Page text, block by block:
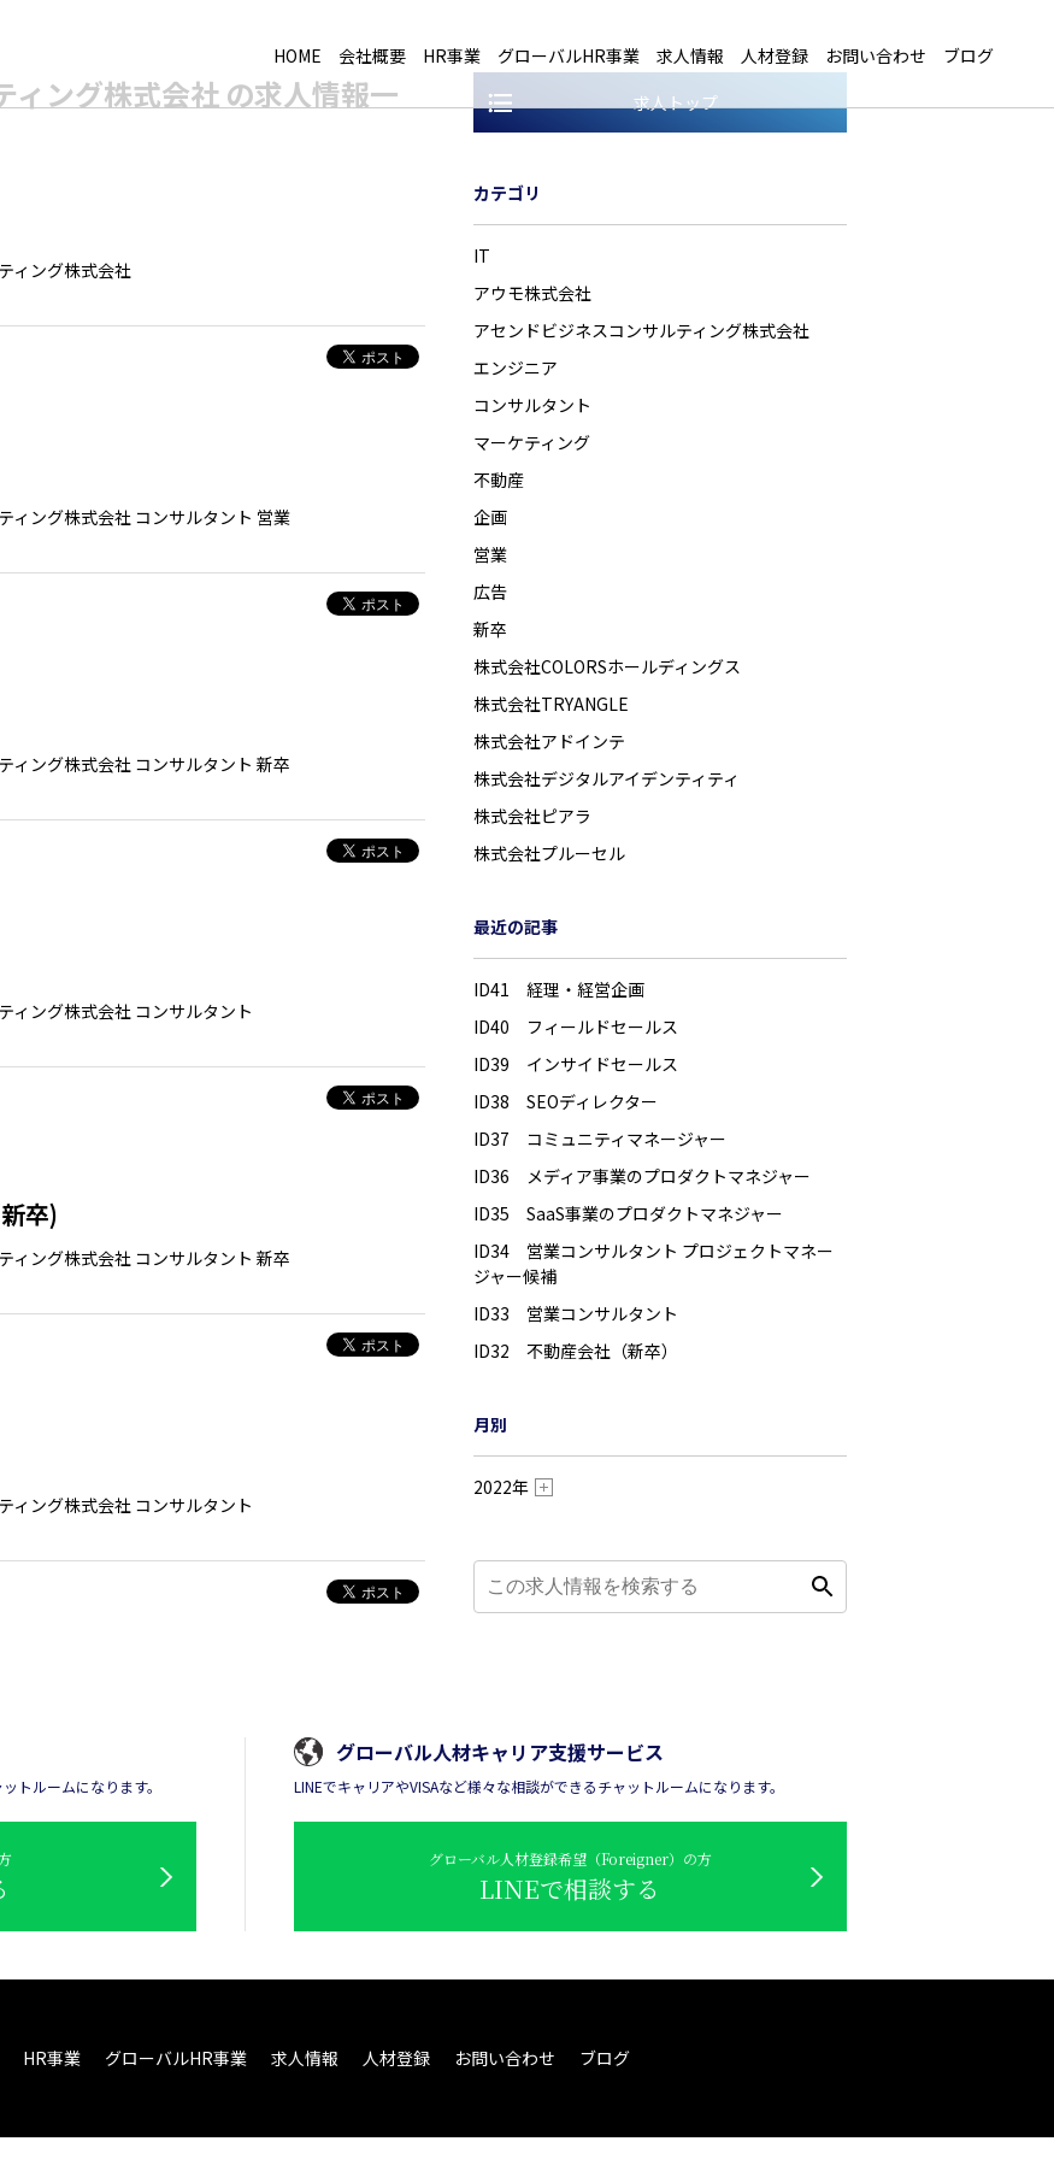
HOME 会社概要 HR事業 グローバルHR事業 求人情報 人材登録 お問い合わせ ブログ
ィング株式会社 の求人情報一
ィング株式会社
ィング株式会社 コンサルタント 営業
ィング株式会社 コンサルタント 新卒
ィング株式会社 コンサルタント
卒)
ィング株式会社 コンサルタント 新卒
ィング株式会社 コンサルタント
求人トップ
カテゴリ
IT
アウモ株式会社
アセンドビジネスコンサルティング株式会社
エンジニア
コンサルタント
マーケティング
不動産
企画
営業
広告
新卒
株式会社COLORSホールディングス
株式会社TRYANGLE
株式会社アドインテ
株式会社デジタルアイデンティティ
株式会社ピアラ
株式会社プルーセル
最近の記事
ID41 経理・経営企画
ID40 フィールドセールス
ID39 インサイドセールス
ID38 SEOディレクター
ID37 コミュニティマネージャー
ID36 メディア事業のプロダクトマネジャー
ID35 SaaS事業のプロダクトマネジャー
ID34 営業コンサルタント プロジェクトマネー
ジャー候補
ID33 営業コンサルタント
ID32 不動産会社（新卒）
月別
2022年
トルームになります。
グローバル人材キャリア支援サービス
LINEでキャリアやVISAなど様々な相談ができるチャットルームになります。
グローバル人材登録希望（Foreigner）の方
LINEで相談する
HR事業 グローバルHR事業 求人情報 人材登録 お問い合わせ ブログ